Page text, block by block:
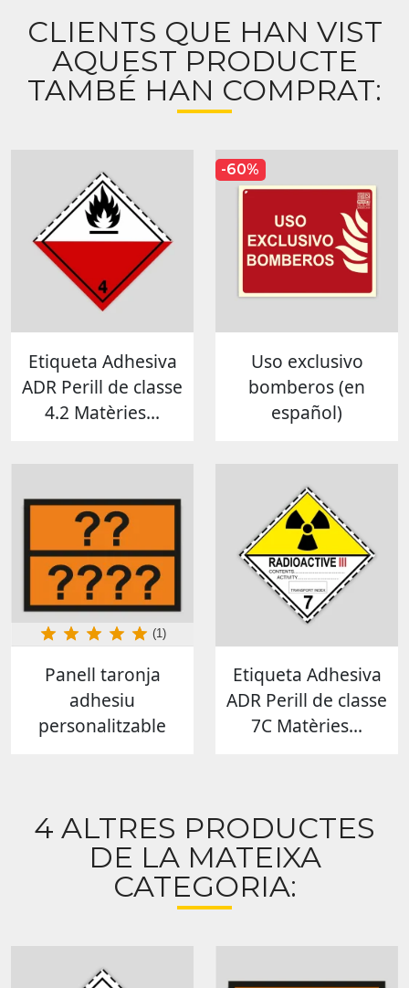
CLIENTS QUE HAN VIST
AQUEST PRODUCTE
TAMBÉ HAN COMPRAT:
Etiqueta Adhesiva
ADR Perill de classe
4.2 Matèries...
Uso exclusivo
bomberos (en
español)
-60%
Panell taronja
adhesiu
personalitzable
(1)
Etiqueta Adhesiva
ADR Perill de classe
7C Matèries...
4 ALTRES PRODUCTES
DE LA MATEIXA
CATEGORIA: